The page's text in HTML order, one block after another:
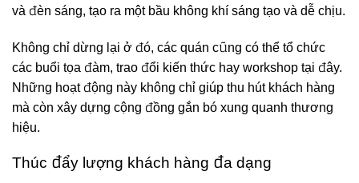
và đèn sáng, tạo ra một bầu không khí sáng tạo và dễ chịu.
Không chỉ dừng lại ở đó, các quán cũng có thể tổ chức
các buổi tọa đàm, trao đổi kiến thức hay workshop tại đây.
Những hoạt động này không chỉ giúp thu hút khách hàng
mà còn xây dựng cộng đồng gắn bó xung quanh thương
hiệu.
Thúc đẩy lượng khách hàng đa dạng